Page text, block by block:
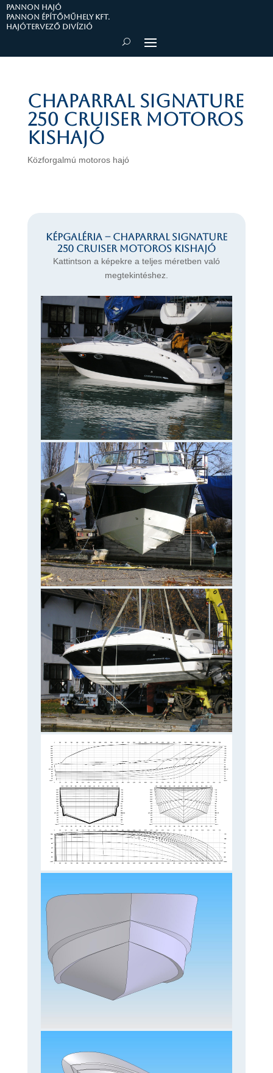
PANNON HAJÓ
Pannon Építőműhely Kft.
Hajótervező divízió
CHAPARRAL SIGNATURE
250 CRUISER motoros
kishajó
Közforgalmú motoros hajó
Képgaléria – CHAPARRAL SIGNATURE
250 CRUISER motoros kishajó
Kattintson a képekre a teljes méretben való
megtekintéshez.